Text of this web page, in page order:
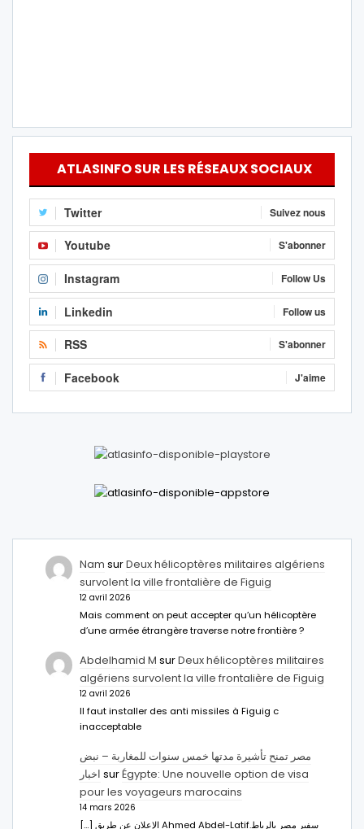
ATLASINFO SUR LES RÉSEAUX SOCIAUX
Twitter Suivez nous
Youtube S'abonner
Instagram Follow Us
Linkedin Follow us
RSS S'abonner
Facebook J'aime
Nam surDeux hélicoptères militaires algériens
survolent la ville frontalière de Figuig
12 avril 2026
Mais comment on peut accepter qu’un hélicoptère
d’une armée étrangère traverse notre frontière ?
Abdelhamid M surDeux hélicoptères militaires
algériens survolent la ville frontalière de Figuig
12 avril 2026
Il faut installer des anti missiles à Figuig c
inacceptable
مصر تمنح تأشيرة مدتها خمس سنوات للمغاربة – نبض
اخبار surÉgypte: Une nouvelle option de visa
pour les voyageurs marocains
14 mars 2026
[…] الإعلان عن طريق Ahmed Abdel-Latifسفير مصر بالرباط.